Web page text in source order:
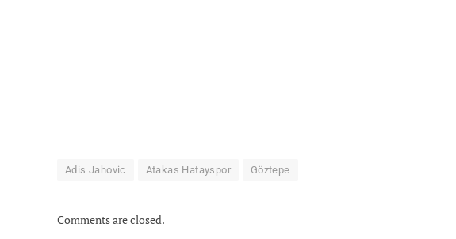
Adis Jahovic Atakas Hatayspor Göztepe
Comments are closed.